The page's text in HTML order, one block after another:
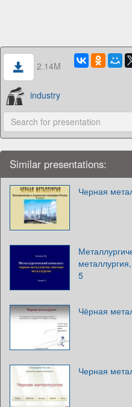
2.14M
industry
Similar presentations:
Черная
5
Чёрная
Черная